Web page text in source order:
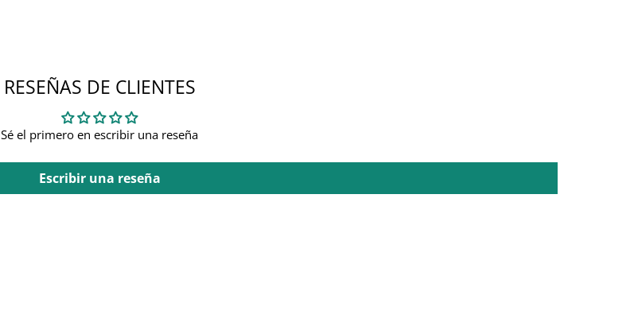
RESEÑAS DE CLIENTES
Sé el primero en escribir una reseña
Escribir una reseña